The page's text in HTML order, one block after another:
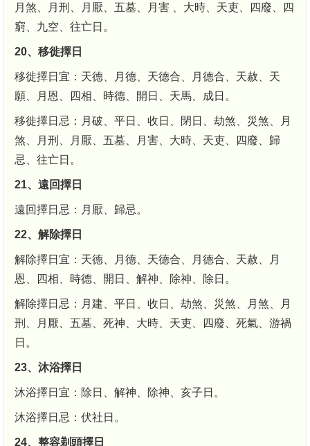
月煞、月刑、月厭、五墓、月害 、大時、天吏、四廢、四
窮、九空、往亡日。
20、移徙擇日
移徙擇日宜：天德、月德、天德合、月德合、天赦、天
願、月恩、四相、時德、開日、天馬、成日。
移徙擇日忌：月破、平日、收日、閉日、劫煞、災煞、月
煞、月刑、月厭、五墓、月害、大時、天吏、四廢、歸
忌、往亡日。
21、遠回擇日
遠回擇日忌：月厭、歸忌。
22、解除擇日
解除擇日宜：天德、月德、天德合、月德合、天赦、月
恩、四相、時德、開日、解神、除神、除日。
解除擇日忌：月建、平日、收日、劫煞、災煞、月煞、月
刑、月厭、五墓、死神、大時、天吏、四廢、死氣、游禍
日。
23、沐浴擇日
沐浴擇日宜：除日、解神、除神、亥子日。
沐浴擇日忌：伏社日。
24、整容剃頭擇日